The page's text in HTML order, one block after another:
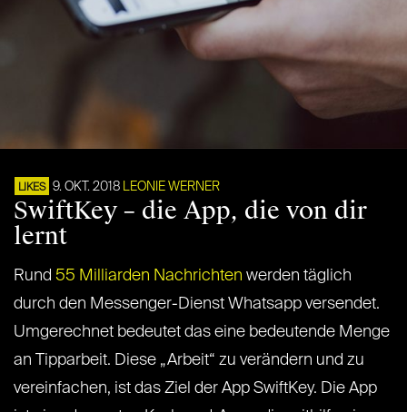
LIKES 9. OKT. 2018 LEONIE WERNER
SwiftKey – die App, die von dir
lernt
Rund 55 Milliarden Nachrichten werden täglich
durch den Messenger-Dienst Whatsapp versendet.
Umgerechnet bedeutet das eine bedeutende Menge
an Tipparbeit. Diese „Arbeit“ zu verändern und zu
vereinfachen, ist das Ziel der App SwiftKey. Die App